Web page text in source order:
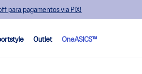
para pagamentos via PIX!
Outlet OneASICS™